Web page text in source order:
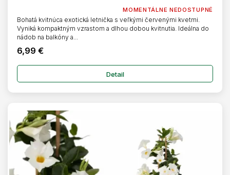
MOMENTÁLNE NEDOSTUPNÉ
6,99 €
Detail
Bohatá kvitnúca exotická letnička s veľkými červenými kvetmi.
Vyniká kompaktným vzrastom a dlhou dobou kvitnutia. Ideálna do
nádob na balkóny a...